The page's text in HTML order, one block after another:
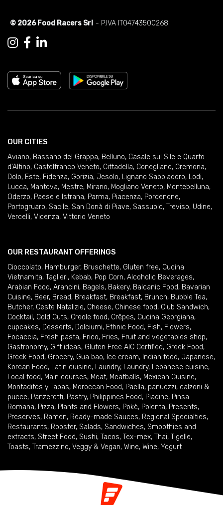
© 2026 Food Racers Srl - P.IVA IT04743500268
OUR CITIES
Aviano, Bassano del Grappa, Belluno, Casale sul Sile e Quarto
d'Altino, Castelfranco Veneto, Cittadella, Conegliano, Cremona,
Dolo, Este, Fidenza, Gorizia, Jesolo, Lignano Sabbiadoro, Lodi,
Lucca, Mantova, Mestre, Mirano, Mogliano Veneto, Montebelluna,
Oderzo, Paese e Istrana, Parma, Piacenza, Pordenone,
Portogruaro, Sacile, San Donà di Piave, Sassuolo, Treviso, Udine,
Vercelli, Vicenza, Vittorio Veneto
OUR RESTAURANT OFFERINGS
Cioccolato, Hamburger, Bruschette, Gluten free, Cucina
Vietnamita, Taglieri, Kebab, Pop Corn, Alcoholic Beverages,
Arabian Food, Arancini, Bagels, Bakery, Balcanic Food, Bavarian
Cuisine, Beer, Bread, Breakfast, Breakfast, Brunch, Bubble Tea,
Butcher, Ceste Natalizie, Cheese, Chinese food, Club Sandwich,
Cocktail , Cold Cuts, Creole food, Crêpes, Cucina Georgiana,
cupcakes, Desserts, Dolciumi, Ethnic Food, Fish, Flowers,
Focaccia, Fresh pasta, Frico, Fries, Fruit and vegetables shop,
Gastronomy, Gift ideas, Gluten Free AIC Certified, Greek Food,
Greek Food, Grocery, Gua bao, Ice cream, Indian food, Japanese,
Korean Food, Latin cuisine, Laundry, Laundry, Lebanese cuisine,
Local food, Main courses, Meat, Meatballs, Mexican Cuisine,
Montaditos y Tapas, Moroccan Food, Paella, panuozzi, calzoni &
pucce, Panzerotti, Pastry, Philippines Food, Piadine, Pinsa
Romana, Pizza, Plants and Flowers, Pokè, Polenta, Presents,
Preserves, Ramen, Ready-made Sauces, Regional Specialties,
Restaurants, Rooster, Salads, Sandwiches, Smoothies and
extracts, Street Food, Sushi, Tacos, Tex-mex, Thai, Tigelle,
Toasts, Tramezzino, Veggy & Vegan, Wine, Wine, Yogurt